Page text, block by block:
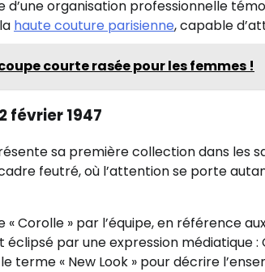
d’une organisation professionnelle
haute couture parisienne, capable
courte rasée pour les femmes !
février 1947
sa première collection dans les
feutré, où l’attention se porte
Corolle » par l’équipe, en référence
par une expression médiatique
terme « New Look » pour décrire